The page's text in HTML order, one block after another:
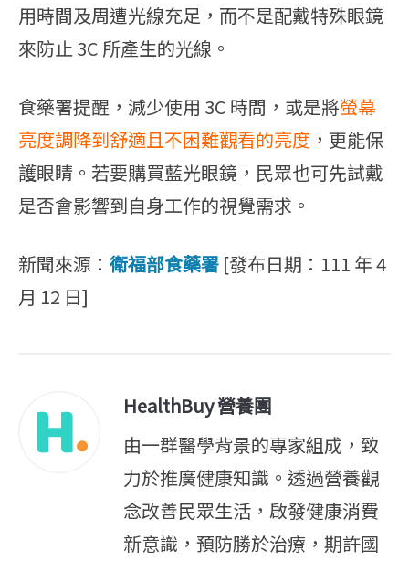
用時間及周遭光線充足，而不是配戴特殊眼鏡
來防止 3C 所產生的光線。
食藥署提醒，減少使用 3C 時間，或是將螢幕
亮度調降到舒適且不困難觀看的亮度 ，更能保
護眼睛。若要購買藍光眼鏡，民眾也可先試戴
是否會影響到自身工作的視覺需求。
新聞來源： 衛福部食藥署 [發布日期：111 年 4
月 12 日]
HealthBuy 營養團
由一群醫學背景的專家組成，致
力於推廣健康知識。透過營養觀
念改善民眾生活，啟發健康消費
新意識，預防勝於治療，期許國